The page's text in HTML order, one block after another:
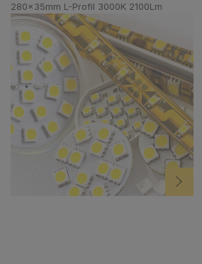
280x35mm L-Profil 3000K 2100Lm